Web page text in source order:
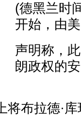
(德黑兰时
开始，由
声明称，
朗政权的
将布拉德·